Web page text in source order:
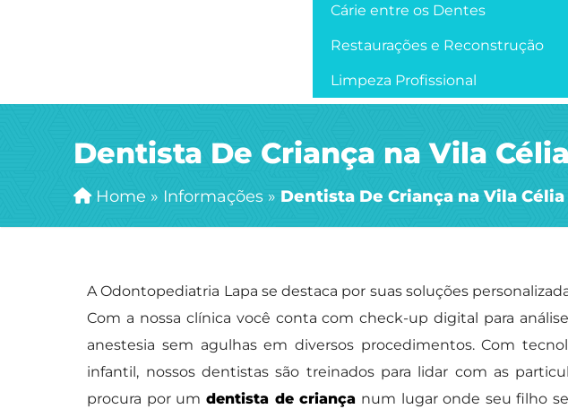
Cárie entre os Dentes
Restaurações e Reconstrução
Limpeza Profissional
Dentista De Criança na Vila Célia
Home » Informações » Dentista De Criança na Vila Célia
A Odontopediatria Lapa se destaca por suas soluções
Com a nossa clínica você conta com check-up digital para
anestesia sem agulhas em diversos procedimentos. Com
infantil, nossos dentistas são treinados para lidar com as
procura por umdentista de criança num lugar onde seu filho